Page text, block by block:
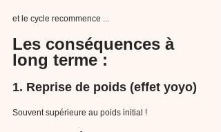
et le cycle recommence ...
Les conséquences à
long terme :
1. Reprise de poids (effet yoyo)
Souvent supérieure au poids initial !